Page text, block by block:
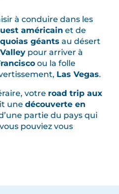
à conduire dans les
américain et de
géants au désert
pour arriver à
ou la folle
Las Vegas.
votre road trip aux
une découverte en
partie du pays qui
pouviez vous